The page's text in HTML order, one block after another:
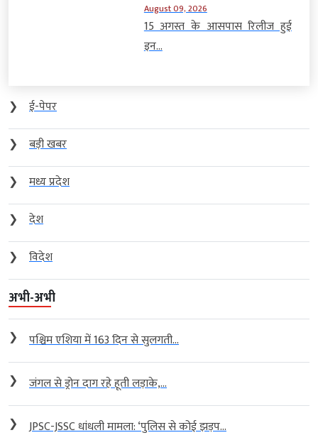
August 09, 2026
15 अगस्त के आसपास रिलीज हुई
इन...
❯
ई-पेपर
❯
बड़ी खबर
❯
मध्य प्रदेश
❯
देश
❯
विदेश
अभी-अभी
❯ पश्चिम एशिया में 163 दिन से सुलगती...
❯ जंगल से ड्रोन दाग रहे हूती लड़ाके,...
❯ JPSC-JSSC धांधली मामला: ‘पुलिस से कोई झड़प...